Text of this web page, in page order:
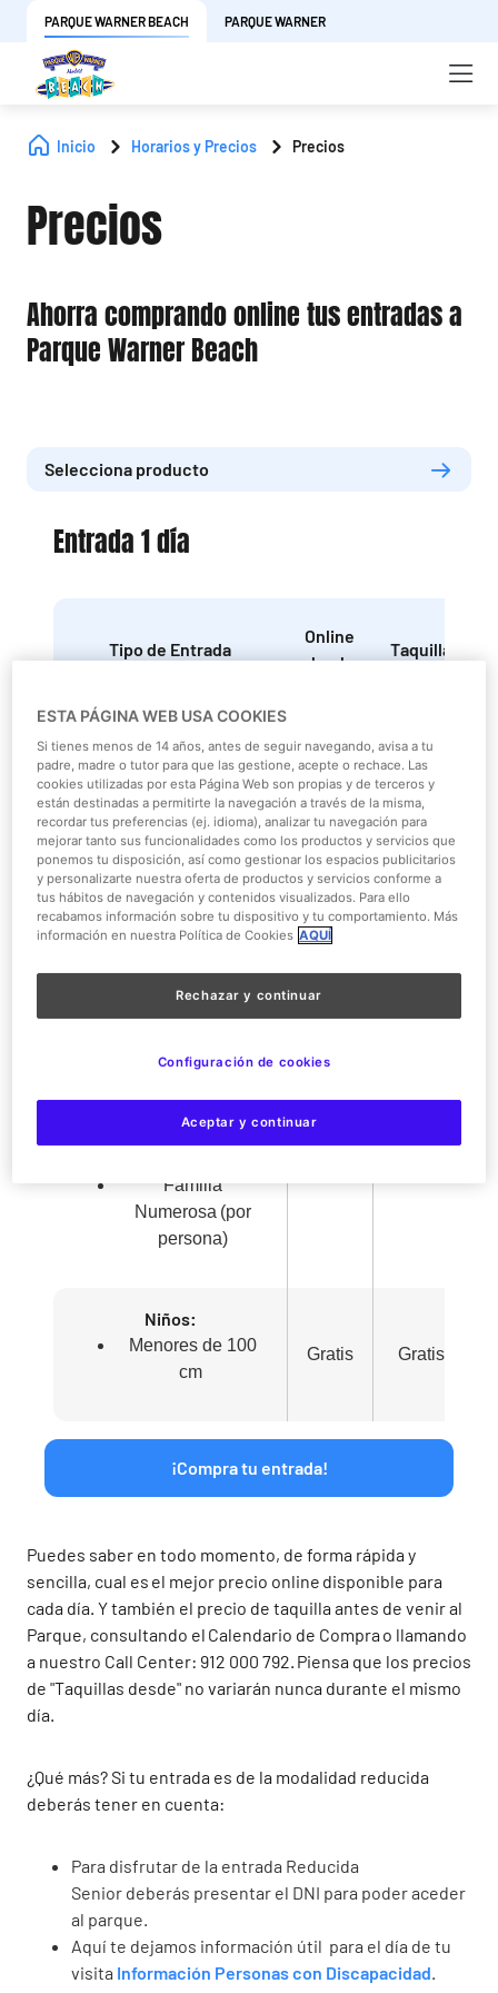
PARQUE WARNER BEACH PARQUE WARNER
Inicio Horarios y Precios Precios
Precios
Ahorra comprando online tus entradas a
Parque Warner Beach
Selecciona producto
Entrada 1 día
Tipo de Entrada
Online
desde
Taquilla
Más de 140 cm
19,90
€
41,90 €
Junior :
Entre 100 cm - 140
cm
19,90
€
35,90 €
Reducida:
Senior (mayores de
65 años)
o +33 %) +1
acompañante
Familia
Numerosa (por
persona)
19,90
Niños:
Menores de 100
cm
Gratis Gratis
¡Compra tu entrada!
Puedes saber en todo momento, de forma rápida y
sencilla, cual es el mejor precio online disponible para
cada día. Y también el precio de taquilla antes de venir al
Parque, consultando el Calendario de Compra o llamando
a nuestro Call Center: 912 000 792. Piensa que los precios
de "Taquillas desde" no variarán nunca durante el mismo
día.
¿Qué más? Si tu entrada es de la modalidad reducida
deberás tener en cuenta:
Para disfrutar de la entrada Reducida
Senior deberás presentar el DNI para poder aceder
al parque.
Aquí te dejamos información útil para el día de tu
visita Información Personas con Discapacidad.
ESTA PÁGINA WEB USA COOKIES
Si tienes menos de 14 años, antes de seguir navegando, avisa a tu
padre, madre o tutor para que las gestione, acepte o rechace. Las
cookies utilizadas por esta Página Web son propias y de terceros y
están destinadas a permitirte la navegación a través de la misma,
recordar tus preferencias (ej. idioma), analizar tu navegación para
mejorar tanto sus funcionalidades como los productos y servicios que
ponemos tu disposición, así como gestionar los espacios publicitarios
y personalizarte nuestra oferta de productos y servicios conforme a
tus hábitos de navegación y contenidos visualizados. Para ello
recabamos información sobre tu dispositivo y tu comportamiento. Más
información en nuestra Política de Cookies AQUÍ
Rechazar y continuar
Aceptar y continuar
Configuración de cookies